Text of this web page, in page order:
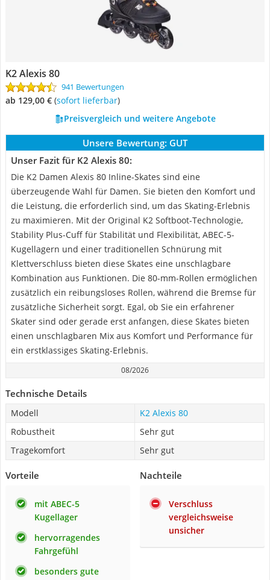
K2 Alexis 80
941 Bewertungen
ab 129,00 € ( Sofort lieferbar)
Preisvergleich und weitere Angebote
Unsere Bewertung: GUT
Unser Fazit für K2 Alexis 80:
Die K2 Damen Alexis 80 Inline-Skates sind eine
überzeugende Wahl für Damen. Sie bieten den Komfort und
die Leistung, die erforderlich sind, um das Skating-Erlebnis
zu maximieren. Mit der Original K2 Softboot-Technologie,
Stability Plus-Cuff für Stabilität und Flexibilität, ABEC-5-
Kugellagern und einer traditionellen Schnürung mit
Klettverschluss bieten diese Skates eine unschlagbare
Kombination aus Funktionen. Die 80-mm-Rollen ermöglichen
zusätzlich ein reibungsloses Rollen, während die Bremse für
zusätzliche Sicherheit sorgt. Egal, ob Sie ein erfahrener
Skater sind oder gerade erst anfangen, diese Skates bieten
einen unschlagbaren Mix aus Komfort und Performance für
ein erstklassiges Skating-Erlebnis.
08/2026
Technische Details
Modell
K2 Alexis 80
Robustheit
Sehr gut
Tragekomfort
Sehr gut
Vorteile
mit ABEC-5
Kugellager
hervorragendes
Fahrgefühl
besonders gute
Nachteile
Verschluss
vergleichsweise
unsicher